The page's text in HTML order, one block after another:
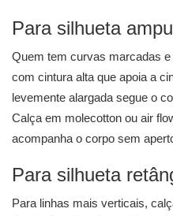
Para silhueta
Quem tem curvas marcadas
com cintura alta que apoia a
levemente alargada segue o
Calça em molecotton ou air
acompanha o corpo sem
Para silhueta
Para linhas mais verticais,